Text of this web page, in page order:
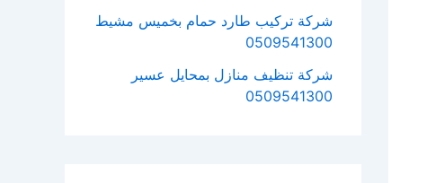
شركة تركيب طارد حمام بخميس مشيط
0509541300
شركة تنظيف منازل بمحايل عسير
0509541300